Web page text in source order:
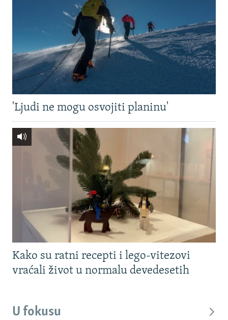
'Ljudi ne mogu osvojiti planinu'
Kako su ratni recepti i lego-vitezovi
vraćali život u normalu devedesetih
U fokusu